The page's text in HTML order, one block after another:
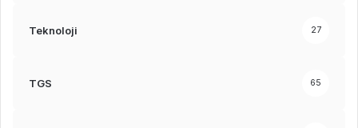
Teknoloji 27
TGS 65